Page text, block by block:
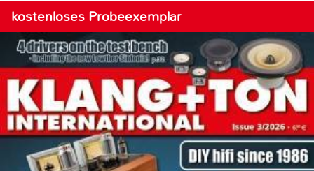
kostenloses Probeexemplar